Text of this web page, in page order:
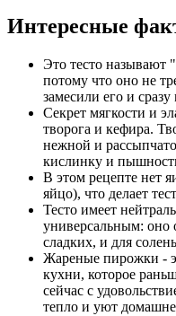
Интересные
Это тесто
потому что оно не
замесили его и
Секрет мягкости и
творога и кефира.
нежной и
кислинку и
В этом рецепте нет
яйцо), что делает
Тесто имеет
универсальным: оно
сладких, и для
Жареные пирожки -
кухни, которое
сейчас с
тепло и уют